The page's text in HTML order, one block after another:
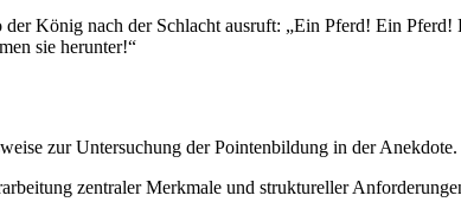
König nach der Schlacht ausruft: „Ein Pferd! Ein
sie herunter!“
zur Untersuchung der Pointenbildung in der Anekdote.
zentraler Merkmale und struktureller